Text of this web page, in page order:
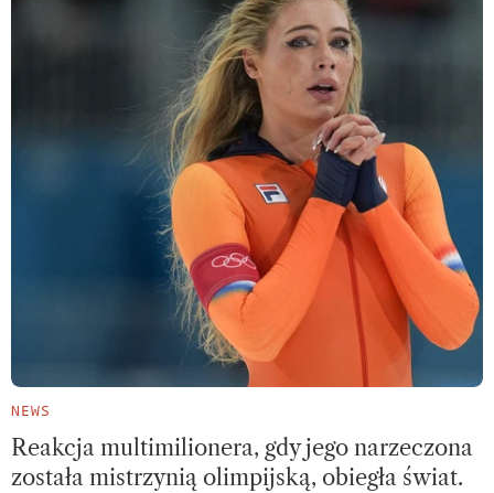
NEWS
Reakcja multimilionera, gdy jego narzeczona
została mistrzynią olimpijską, obiegła świat.